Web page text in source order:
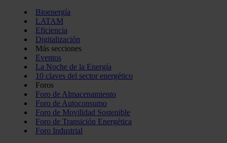
Bioenergía
LATAM
Eficiencia
Digitalización
Más secciones
Eventos
La Noche de la Energía
10 claves del sector energético
Foros
Foro de Almacenamiento
Foro de Autoconsumo
Foro de Movilidad Sostenible
Foro de Transición Energética
Foro Industrial